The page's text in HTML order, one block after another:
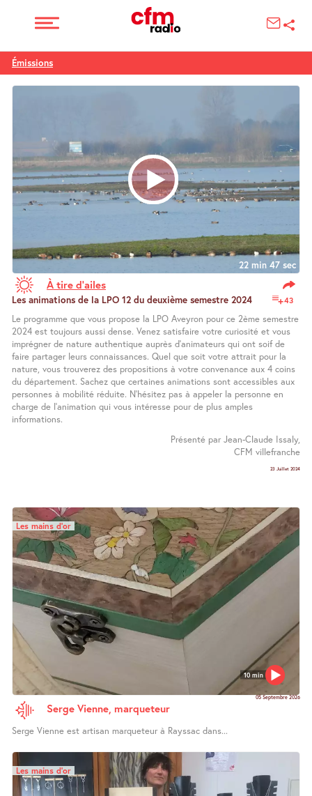
Émissions
22 min 47 sec
À tire d’ailes
43
Les animations de la LPO 12 du deuxième semestre 2024
Le programme que vous propose la LPO Aveyron pour ce 2ème semestre
2024 est toujours aussi dense. Venez satisfaire votre curiosité et vous
imprégner de nature authentique auprès d’animateurs qui ont soif de
faire partager leurs connaissances. Quel que soit votre attrait pour la
nature, vous trouverez des propositions à votre convenance aux 4 coins
du département. Sachez que certaines animations sont accessibles aux
personnes à mobilité réduite. N’hésitez pas à appeler la personne en
charge de l’animation qui vous intéresse pour de plus amples
informations.
Présenté par Jean-Claude Issaly,
CFM villefranche
23 Juillet 2024
10 min
Les mains d’or
05 Septembre 2026
Serge Vienne, marqueteur
Serge Vienne est artisan marqueteur à Rayssac dans...
Les mains d’or